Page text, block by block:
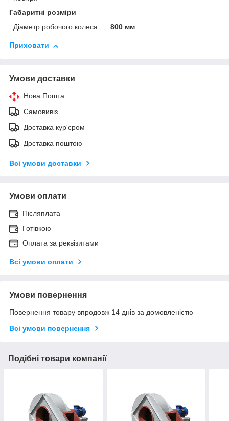
Габаритні розміри
Діаметр робочого колеса
800 мм
Приховати
Умови доставки
Нова Пошта
Самовивіз
Доставка кур'єром
Доставка поштою
Всі умови доставки
Умови оплати
Післяплата
Готівкою
Оплата за реквізитами
Всі умови оплати
Умови повернення
Повернення товару впродовж 14 днів за домовленістю
Всі умови повернення
Подібні товари компанії